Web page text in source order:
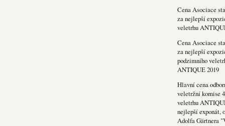
Cena Asociace
za nejlepší
veletrhu
Cena Asociace
za nejlepší
podzimního
ANTIQUE 2019
Hlavní cena
veletržní komise
veletrhu
nejlepší exponát,
Adolfa Gärtnera